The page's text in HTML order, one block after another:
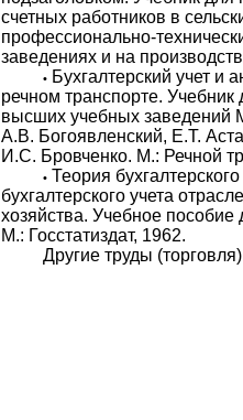
счетных работников в
профессионально-
заведениях и на
• Бухгалтерский учет и
речном транспорте. Учебник
высших учебных заведений
А.В. Богоявленский, Е.Т.
И.С. Бровченко. М.: Речной
• Теория
бухгалтерского учета
хозяйства. Учебное пособие
М.: Госстатиздат, 1962.
Другие труды